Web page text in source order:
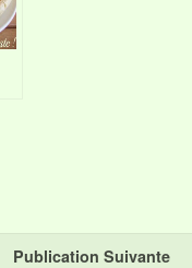
Publication Suivante